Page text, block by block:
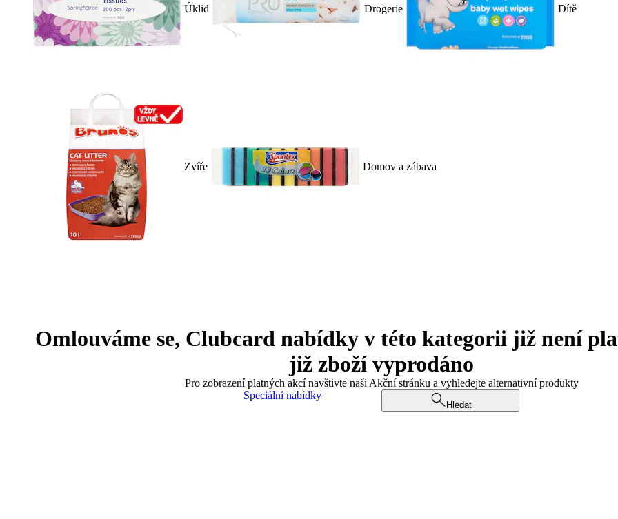
Úklid Drogerie Dítě
Zvíře Domov a zábava
Omlouváme se, Clubcard nabídky v této kategorii již není
již zboží vyprodáno
Pro zobrazení platných akcí navštivte naši Akční stránku a vyhledejte alternativní produkty
Speciální nabídky
Hledat